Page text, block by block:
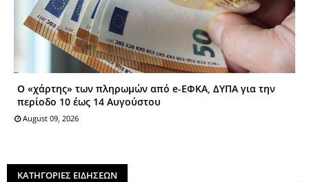
Ο «χάρτης» των πληρωμών από e-ΕΦΚΑ, ΔΥΠΑ για την
περίοδο 10 έως 14 Αυγούστου
August 09, 2026
ΚΑΤΗΓΟΡΙΕΣ ΕΙΔΗΣΕΩΝ